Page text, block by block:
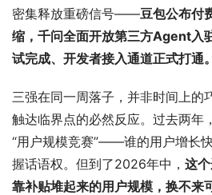
密集释放重磅信号——豆包公布付
缩，千问全面开放第三方Agent入
试完成、开发者接入通道正式打通。
三强在同一周落子，并非时间上的
触达临界点的必然反应。过去两年
“用户规模竞赛”——谁的用户增长
握话语权。但到了2026年中， 这
靠补贴堆起来的用户规模，换不来